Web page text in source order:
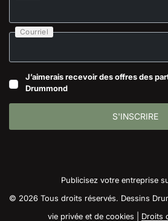
Courriel
J’aimerais recevoir des offres des
Drummond
S'INSCRIRE
Publicisez votre entreprise
© 2026 Tous droits réservés. Dessins
vie privée et de cookies
Droits